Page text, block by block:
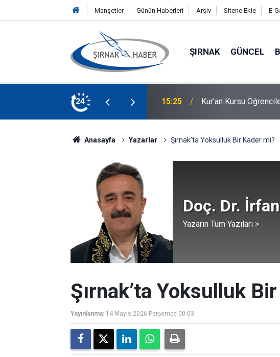
Manşetler Günün Haberleri Arşiv Sitene Ekle E-
ŞIRNAK GÜNCEL
24 15:02 Eğitmen Dalgıçtan
Anasayfa Yazarlar Şırnak’ta Yoksulluk Bir Kader mi?
Doç. Dr.
Yazarın Tüm Yazıları >
Şırnak’ta Yoksulluk
Yayınlanma: 14 Mayıs 2026 Perşembe 00:03